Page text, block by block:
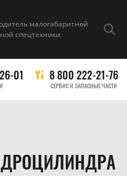
малогабаритной
спецтехники
01 8 800 222-21-76
СЕРВИС И ЗАПАСНЫЕ ЧАСТИ